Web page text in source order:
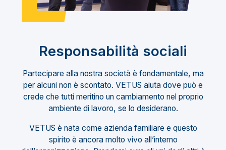
Responsabilità sociali
Partecipare alla nostra società è fondamentale, ma
per alcuni non è scontato. VETUS aiuta dove può e
crede che tutti meritino un cambiamento nel proprio
ambiente di lavoro, se lo desiderano.
VETUS è nata come azienda familiare e questo
spirito è ancora molto vivo all’interno